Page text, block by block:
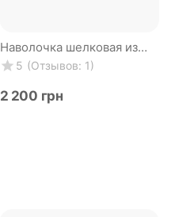
Наволочка шелковая из
натурального шелка.
Нагината розовая. Silk
Kiss. Размер 50 х 70 с...
5 (Отзывов: 1)
‍2 200‍ грн